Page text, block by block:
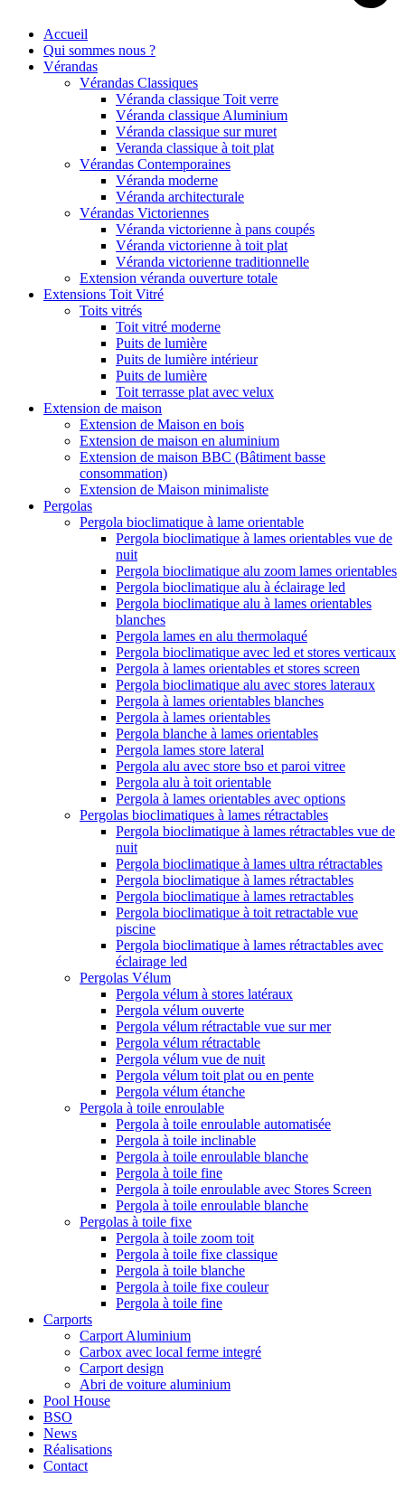
Accueil
Qui sommes nous ?
Vérandas
Vérandas Classiques
Véranda classique Toit verre
Véranda classique Aluminium
Véranda classique sur muret
Veranda classique à toit plat
Vérandas Contemporaines
Véranda moderne
Véranda architecturale
Vérandas Victoriennes
Véranda victorienne à pans coupés
Véranda victorienne à toit plat
Véranda victorienne traditionnelle
Extension véranda ouverture totale
Extensions Toit Vitré
Toits vitrés
Toit vitré moderne
Puits de lumière
Puits de lumière intérieur
Puits de lumière
Toit terrasse plat avec velux
Extension de maison
Extension de Maison en bois
Extension de maison en aluminium
Extension de maison BBC (Bâtiment basse
consommation)
Extension de Maison minimaliste
Pergolas
Pergola bioclimatique à lame orientable
Pergola bioclimatique à lames orientables vue de
nuit
Pergola bioclimatique alu zoom lames orientables
Pergola bioclimatique alu à éclairage led
Pergola bioclimatique alu à lames orientables
blanches
Pergola lames en alu thermolaqué
Pergola bioclimatique avec led et stores verticaux
Pergola à lames orientables et stores screen
Pergola bioclimatique alu avec stores lateraux
Pergola à lames orientables blanches
Pergola à lames orientables
Pergola blanche à lames orientables
Pergola lames store lateral
Pergola alu avec store bso et paroi vitree
Pergola alu à toit orientable
Pergola à lames orientables avec options
Pergolas bioclimatiques à lames rétractables
Pergola bioclimatique à lames rétractables vue de
nuit
Pergola bioclimatique à lames ultra rétractables
Pergola bioclimatique à lames rétractables
Pergola bioclimatique à lames retractables
Pergola bioclimatique à toit retractable vue
piscine
Pergola bioclimatique à lames rétractables avec
éclairage led
Pergolas Vélum
Pergola vélum à stores latéraux
Pergola vélum ouverte
Pergola vélum rétractable vue sur mer
Pergola vélum rétractable
Pergola vélum vue de nuit
Pergola vélum toit plat ou en pente
Pergola vélum étanche
Pergola à toile enroulable
Pergola à toile enroulable automatisée
Pergola à toile inclinable
Pergola à toile enroulable blanche
Pergola à toile fine
Pergola à toile enroulable avec Stores Screen
Pergola à toile enroulable blanche
Pergolas à toile fixe
Pergola à toile zoom toit
Pergola à toile fixe classique
Pergola à toile blanche
Pergola à toile fixe couleur
Pergola à toile fine
Carports
Carport Aluminium
Carbox avec local ferme integré
Carport design
Abri de voiture aluminium
Pool House
BSO
News
Réalisations
Contact